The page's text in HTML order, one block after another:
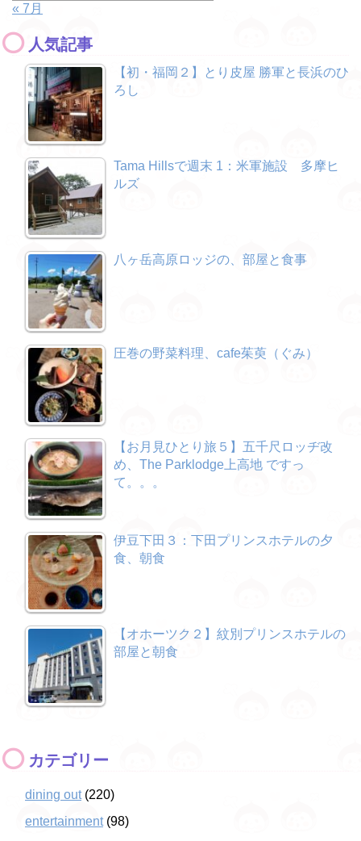
« 7月
人気記事
【初・福岡２】とり皮屋 勝軍と長浜のひ
ろし
Tama Hillsで週末 1：米軍施設 多摩ヒ
ルズ
八ヶ岳高原ロッジの、部屋と食事
圧巻の野菜料理、cafe茱萸（ぐみ）
【お月見ひとり旅５】五千尺ロッヂ改
め、The Parklodge上高地 ですっ
て。。。
伊豆下田３：下田プリンスホテルの夕
食、朝食
【オホーツク２】紋別プリンスホテルの
部屋と朝食
カテゴリー
dining out(220)
entertainment(98)